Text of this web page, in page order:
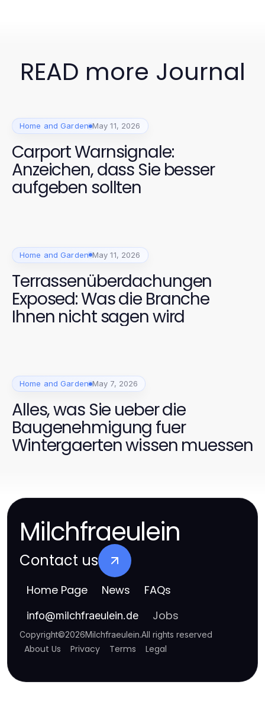
READ more Journal
Home and Garden May 11, 2026
Carport Warnsignale:
Anzeichen, dass Sie besser
aufgeben sollten
Home and Garden May 11, 2026
Terrassenüberdachungen
Exposed: Was die Branche
Ihnen nicht sagen wird
Home and Garden May 7, 2026
Alles, was Sie ueber die
Baugenehmigung fuer
Wintergaerten wissen muessen
Milchfraeulein
Contact us
Home Page News FAQs
info@milchfraeulein.de Jobs
Copyright©2026Milchfraeulein.All rights reserved
About Us Privacy Terms Legal